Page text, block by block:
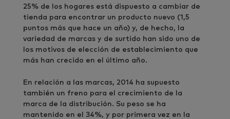
25% de los hogares está dispuesto a cambiar de
tienda para encontrar un producto nuevo (1,5
puntos más que hace un año) y, de hecho, la
variedad de marcas y de surtido han sido uno de
los motivos de elección de establecimiento que
más han crecido en el último año.
En relación a las marcas, 2014 ha supuesto
también un freno para el crecimiento de la
marca de la distribución. Su peso se ha
mantenido en el 34%, y por primera vez en la